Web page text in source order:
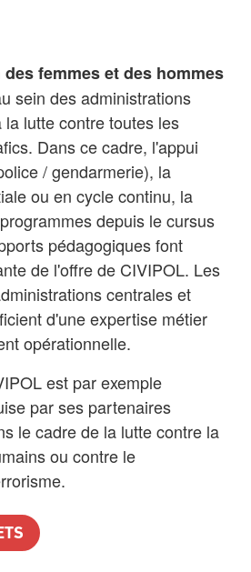
femmes et des hommes
sein des administrations
la lutte contre toutes les
Dans ce cadre, l'appui
/ gendarmerie), la
ou en cycle continu, la
depuis le cursus
pédagogiques font
de l'offre de CIVIPOL. Les
centrales et
d'une expertise métier
opérationnelle.
est par exemple
par ses partenaires
le cadre de la lutte contre la
ou contre le